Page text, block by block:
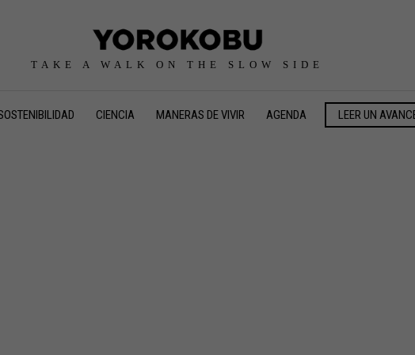
TAKE A WALK ON THE SLOW SIDE
CIENCIA MANERAS DE VIVIR AGENDA LEER UN